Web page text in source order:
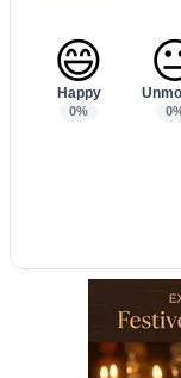
😄
Happy
0%